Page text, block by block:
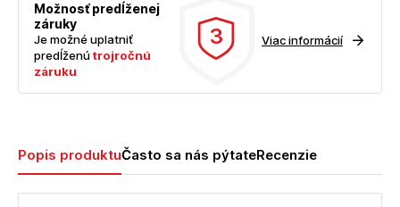
Možnosť predĺženej
záruky
Je možné uplatniť
predĺženútrojročnú
záruku
3 Viac informácií
Popis produktuČasto sa nás pýtateRecenzie